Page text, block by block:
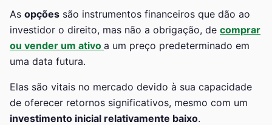
As opções são instrumentos financeiros que dão ao
investidor o direito, mas não a obrigação, de comprar
ou vender um ativo a um preço predeterminado em
uma data futura.
Elas são vitais no mercado devido à sua capacidade
de oferecer retornos significativos, mesmo com um
investimento inicial relativamente baixo.